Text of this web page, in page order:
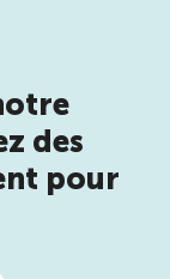
des
pour